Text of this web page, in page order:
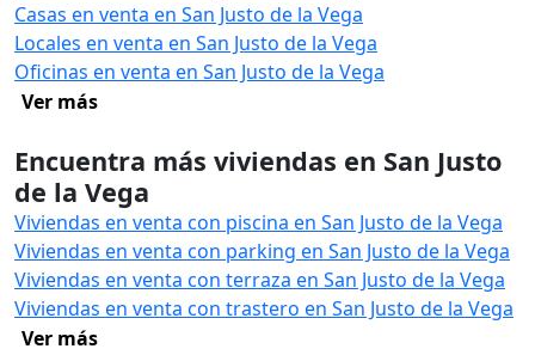
Casas en venta en San Justo de la Vega
Locales en venta en San Justo de la Vega
Oficinas en venta en San Justo de la Vega
Ver más
Encuentra más viviendas en San Justo
de la Vega
Viviendas en venta con piscina en San Justo de la Vega
Viviendas en venta con parking en San Justo de la Vega
Viviendas en venta con terraza en San Justo de la Vega
Viviendas en venta con trastero en San Justo de la Vega
Ver más